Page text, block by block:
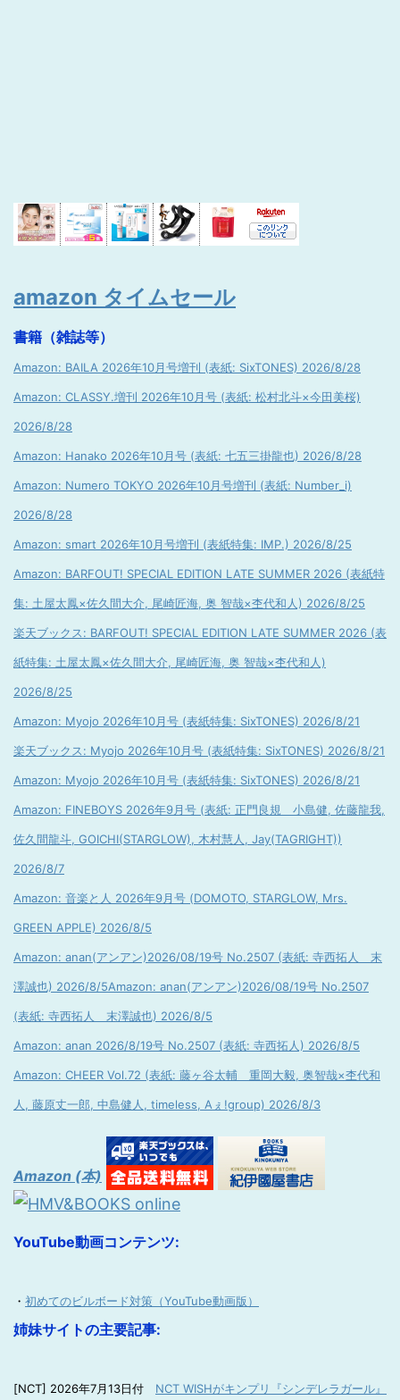
amazon タイムセール
書籍（雑誌等）
Amazon: BAILA 2026年10月号増刊 (表紙: SixTONES) 2026/8/28
Amazon: CLASSY.増刊 2026年10月号 (表紙: 松村北斗×今田美桜)
2026/8/28
Amazon: Hanako 2026年10月号 (表紙: 七五三掛龍也) 2026/8/28
Amazon: Numero TOKYO 2026年10月号増刊 (表紙: Number_i)
2026/8/28
Amazon: smart 2026年10月号増刊 (表紙特集: IMP.) 2026/8/25
Amazon: BARFOUT! SPECIAL EDITION LATE SUMMER 2026 (表紙特
集: 土屋太鳳×佐久間大介, 尾崎匠海, 奥 智哉×杢代和人) 2026/8/25
楽天ブックス: BARFOUT! SPECIAL EDITION LATE SUMMER 2026 (表
紙特集: 土屋太鳳×佐久間大介, 尾崎匠海, 奥 智哉×杢代和人)
2026/8/25
Amazon: Myojo 2026年10月号 (表紙特集: SixTONES) 2026/8/21
楽天ブックス: Myojo 2026年10月号 (表紙特集: SixTONES) 2026/8/21
Amazon: Myojo 2026年10月号 (表紙特集: SixTONES) 2026/8/21
Amazon: FINEBOYS 2026年9月号 (表紙: 正門良規 小島健, 佐藤龍我,
佐久間龍斗, GOICHI(STARGLOW), 木村慧人, Jay(TAGRIGHT))
2026/8/7
Amazon: 音楽と人 2026年9月号 (DOMOTO, STARGLOW, Mrs.
GREEN APPLE) 2026/8/5
Amazon: anan(アンアン)2026/08/19号 No.2507 (表紙: 寺西拓人 末
澤誠也) 2026/8/5Amazon: anan(アンアン)2026/08/19号 No.2507
(表紙: 寺西拓人 末澤誠也) 2026/8/5
Amazon: anan 2026/8/19号 No.2507 (表紙: 寺西拓人) 2026/8/5
Amazon: CHEER Vol.72 (表紙: 藤ヶ谷太輔 重岡大毅, 奥智哉×杢代和
人, 藤原丈一郎, 中島健人, timeless, Aぇ!group) 2026/8/3
Amazon (本)
YouTube動画コンテンツ:
・ 初めてのビルボード対策（YouTube動画版）
姉妹サイトの主要記事:
[NCT] 2026年7月13日付 NCT WISHがキンプリ『シンデレラガール』